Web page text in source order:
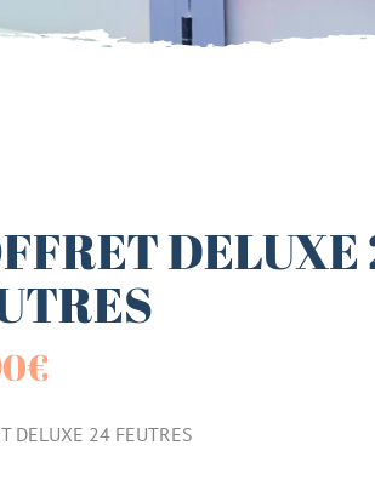
DELUXE
€
DELUXE 24 FEUTRES